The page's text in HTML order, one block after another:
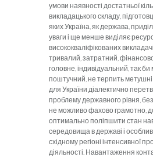
умови наявності достатньої
викладацького складу,
яких Україна, як держава,
уваги і ще менше виділяє
висококваліфікованих
тривалий, затратний,
головне, індивідуальний, так би
поштучний, не терпить метушні
для України діалектично
проблему державного рівня,
не можливо фахово грамотно,
оптимально поліпшити стан
середовища в державі і
східному регіоні інтенсивної
діяльності. Навантаження